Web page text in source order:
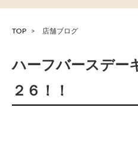
TOP 店舗ブログ
ハーフバースデー
２６！！